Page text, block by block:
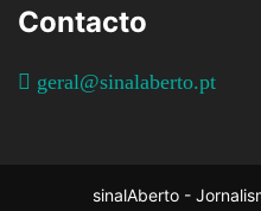
Contacto
geral@sinalaberto.pt
sinalAberto -